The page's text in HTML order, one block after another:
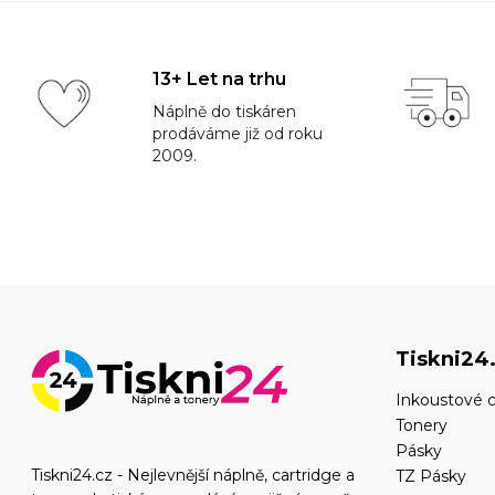
13+ Let na trhu
Náplně do tiskáren
prodáváme již od roku
2009.
Tiskni24.cz - Nejlevnější náplně, cartridge a
Inkoustové
Tonery
Pásky
TZ Pásky